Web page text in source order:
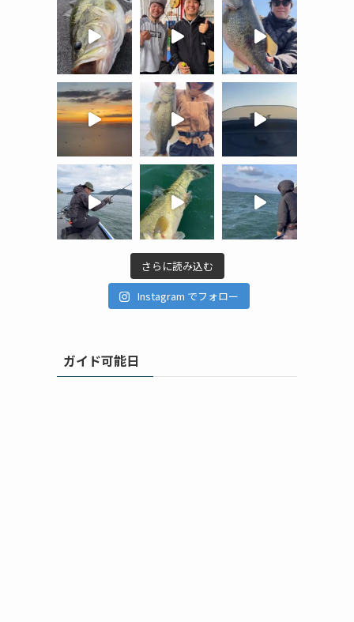
さらに読み込む
Instagram でフォロー
ガイド可能日